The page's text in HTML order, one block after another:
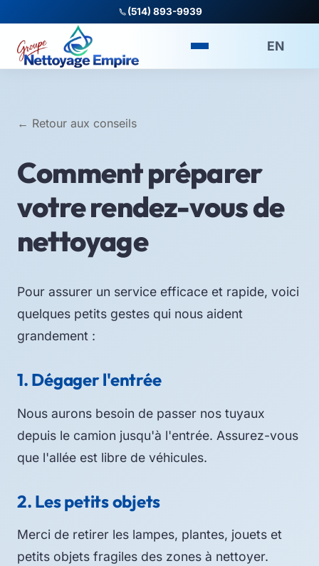
(514) 893-9939
EN
← Retour aux conseils
Comment préparer
votre rendez-vous de
nettoyage
Pour assurer un service efficace et rapide, voici
quelques petits gestes qui nous aident
grandement :
1. Dégager l'entrée
Nous aurons besoin de passer nos tuyaux
depuis le camion jusqu'à l'entrée. Assurez-vous
que l'allée est libre de véhicules.
2. Les petits objets
Merci de retirer les lampes, plantes, jouets et
petits objets fragiles des zones à nettoyer.